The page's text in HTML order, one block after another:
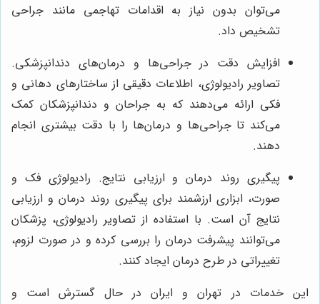
می‌توان بدون نیاز به اقدامات تهاجمی مانند جراحی
تشخیص داد.
افزایش دقت در جراحی‌ها و درمان‌های دندانپزشکی.
تصاویر رادیولوژی، اطلاعات دقیقی از ساختارهای دهانی و
فکی ارائه می‌دهند که به جراحان و دندانپزشکان کمک
می‌کند تا جراحی‌ها و درمان‌ها را با دقت بیشتری انجام
دهند.
پیگیری روند درمان و ارزیابی نتایج. رادیولوژی فک و
صورت، ابزاری ارزشمند برای پیگیری روند درمان و ارزیابی
نتایج آن است. با استفاده از تصاویر رادیولوژی، پزشکان
می‌توانند پیشرفت درمان را بررسی کرده و در صورت لزوم،
تغییراتی در طرح درمان ایجاد کنند.
این خدمات در تهران و ایران در حال گسترش است و